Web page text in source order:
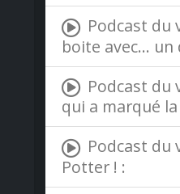
Podcast du
boite avec... un
Podcast du
qui a marqué
Podcast du
Potter ! :